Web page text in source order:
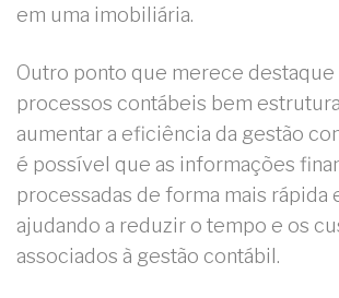
em uma imobiliária.
Outro ponto que merece destaque
processos contábeis bem
aumentar a eficiência da gestão
é possível que as informações
processadas de forma mais rápida
ajudando a reduzir o tempo e os
associados à gestão contábil.